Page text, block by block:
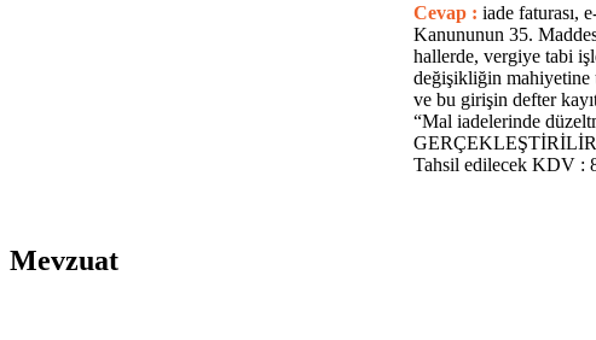
Cevap : iade faturası,
Kanununun 35.
hallerde, vergiye tabi
değişikliğin mahiyetine
ve bu girişin defter
“Mal iadelerinde
Tahsil edilecek KDV :
Mevzuat